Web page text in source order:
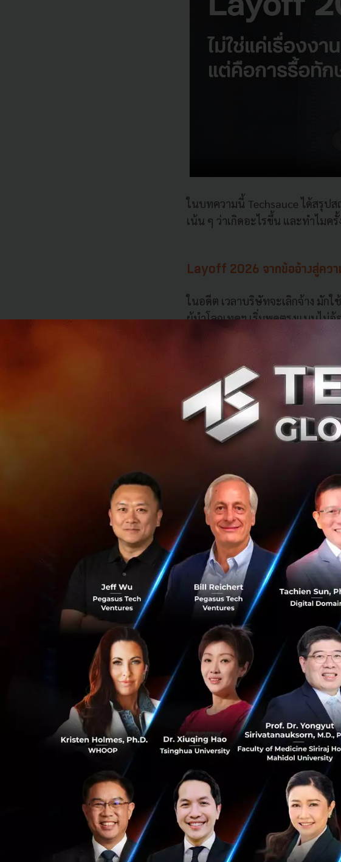
0
0
ในบทความนี้ Techsauce ได้สรุป
เน้น ๆ ว่าเกิดอะไรขึ้น และทำไมค
Layoff 2026 จากข้ออ้างสู่ควา
ในอดีต เวลาบริษัทจะเลิกจ้าง มัก
ผู้นำโลกเทคฯ เริ่มพูดตรงแบบไม่
กรณีที่สะเทือนขวัญที่สุดคือ การปร
พนักงานทั้งหมด) ของบริษัท Block
สิ่งที่ทำให้เคสนี้กลายเป็น Talk of
Jack Dorsey เขียนบันทึกถึงพนักง
เพราะขีดความสามารถของเครื่อ
ความเชื่อเดิมๆ ที่ว่าบริษัทมักจะใ
ปีที่ CEO กล้าพูดเต็มปากว่าเราใ
สถิติจาก layoffs.fyi และ
ไตรมาส 1 ปี 2026 มีพนักงา